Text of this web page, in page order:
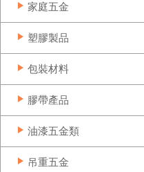
家庭五金
塑膠製品
包裝材料
膠帶產品
油漆五金類
吊重五金